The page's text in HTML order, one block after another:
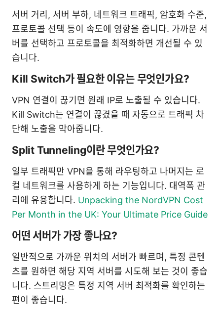
서버 거리, 서버 부하, 네트워크 트래픽, 암호화 수준,
프로토콜 선택 등이 속도에 영향을 줍니다. 가까운 서
버를 선택하고 프로토콜을 최적화하면 개선될 수 있
습니다.
Kill Switch가 필요한 이유는 무엇인가요?
VPN 연결이 끊기면 원래 IP로 노출될 수 있습니다.
Kill Switch는 연결이 끊겼을 때 자동으로 트래픽 차
단해 노출을 막아줍니다.
Split Tunneling이란 무엇인가요?
일부 트래픽만 VPN을 통해 라우팅하고 나머지는 로
컬 네트워크를 사용하게 하는 기능입니다. 대역폭 관
리에 유용합니다. Unpacking the NordVPN Cost
Per Month in the UK: Your Ultimate Price Guide
어떤 서버가 가장 좋나요?
일반적으로 가까운 위치의 서버가 빠르며, 특정 콘텐
츠를 원하면 해당 지역 서버를 시도해 보는 것이 좋습
니다. 스트리밍은 특정 지역 서버 최적화를 확인하는
편이 좋습니다.